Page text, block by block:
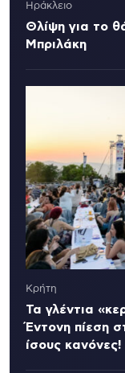
Ηράκλειο
Θλίψη για το
Μπριλάκη
Κρήτη
Τα γλέντια
Έντονη πίεση
ίσους κανόνες!